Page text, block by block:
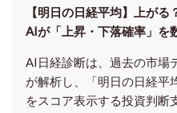
【明日の⽇経平均】上がる
AIが「上昇・下落確率」を
AI日経診断は、過去の市場
が解析し、「明日の日経平
をスコア表示する投資判断